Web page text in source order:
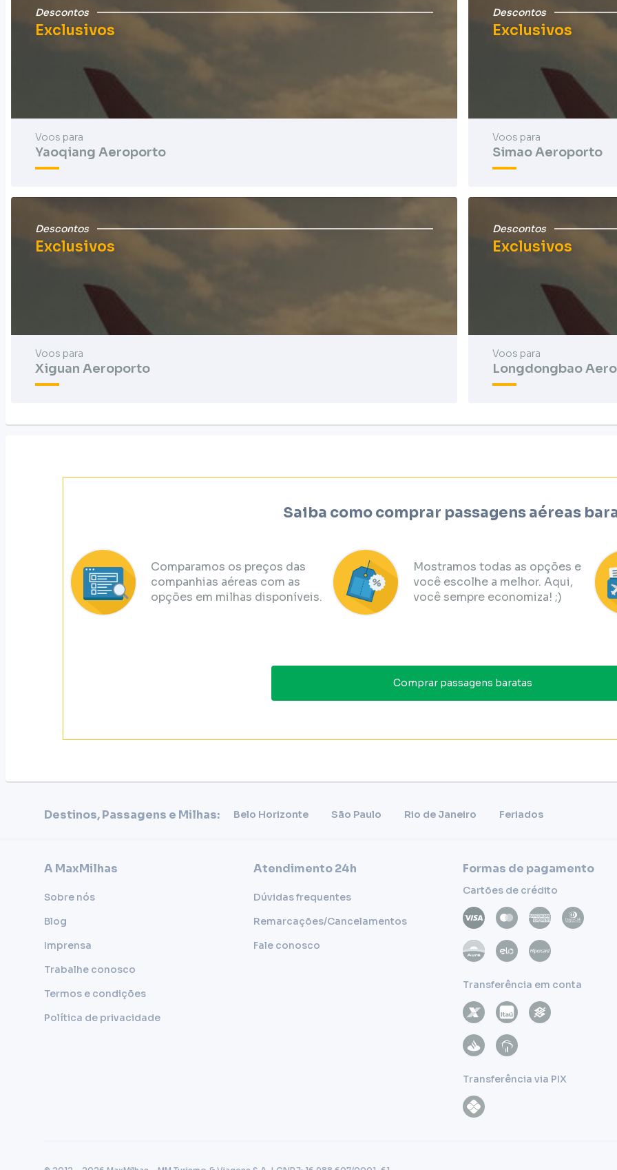
Descontos
Exclusivos
Voos para
Yaoqiang Aeroporto
Descontos
Exclusivos
Voos para
Simao Aeroporto
Descontos
Exclusivos
Voos para
Xiguan Aeroporto
Descontos
Exclusivos
Voos para
Longdongbao
Saiba como comprar passagens aéreas
Comparamos os preços das
companhias aéreas com as
opções em milhas disponíveis.
Mostramos todas as opções e
você escolhe a melhor. Aqui,
você sempre economiza! ;)
Comprar passagens baratas
Destinos, Passagens e Milhas: Belo Horizonte São Paulo Rio de Janeiro Feriados
A MaxMilhas
Sobre nós
Blog
Imprensa
Trabalhe conosco
Termos e condições
Política de privacidade
Atendimento 24h
Dúvidas frequentes
Remarcações/Cancelamentos
Fale conosco
Formas de pagamento
Cartões de crédito
Transferência em conta
Transferência via PIX